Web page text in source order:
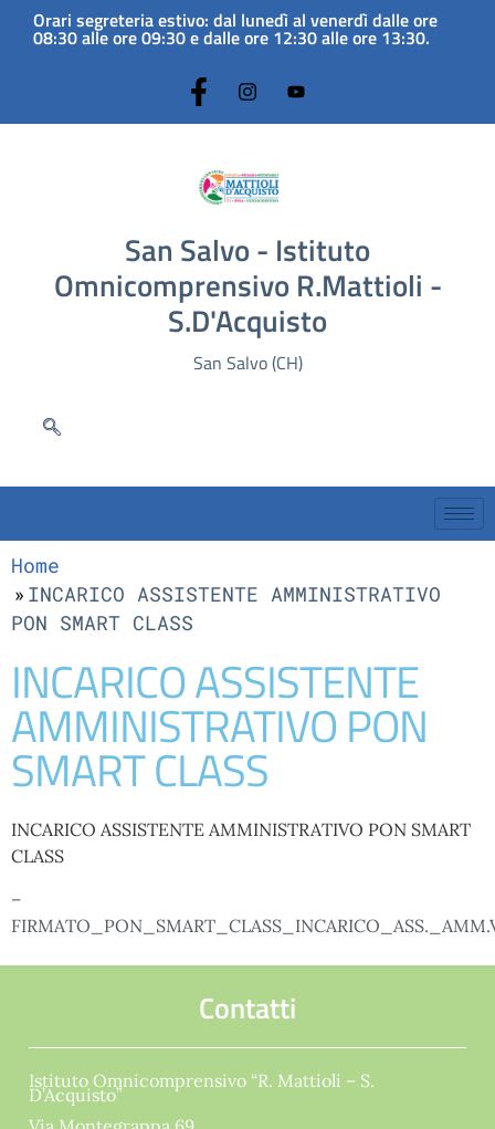
Orari segreteria estivo: dal lunedì al venerdì dalle ore
08:30 alle ore 09:30 e dalle ore 12:30 alle ore 13:30.
San Salvo - Istituto
Omnicomprensivo R.Mattioli -
S.D'Acquisto
San Salvo (CH)
Home
INCARICO ASSISTENTE AMMINISTRATIVO
PON SMART CLASS
INCARICO ASSISTENTE
AMMINISTRATIVO PON
SMART CLASS
INCARICO ASSISTENTE AMMINISTRATIVO PON SMART
CLASS
–
Contatti
Istituto Omnicomprensivo “R. Mattioli – S.
D’Acquisto”